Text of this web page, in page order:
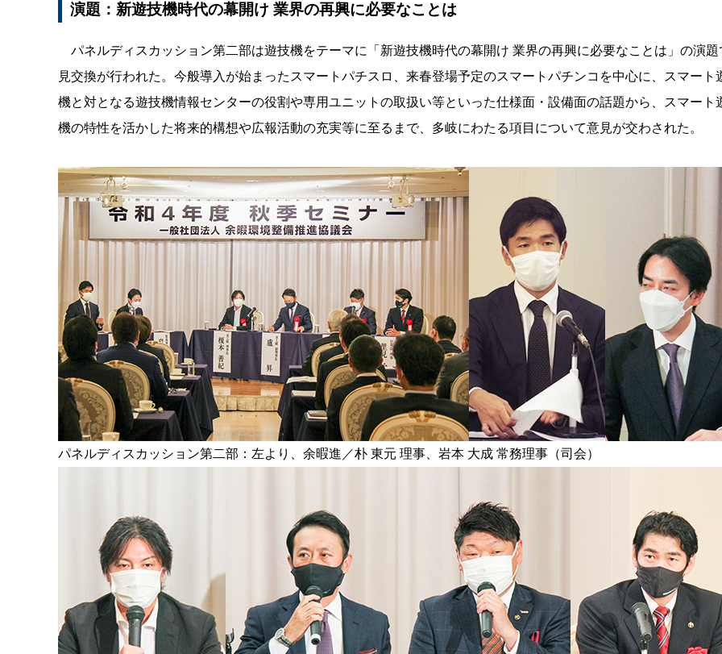
演題：新遊技機時代の幕開け 業界の再興に必要なことは
パネルディスカッション第二部は遊技機をテーマに「新遊技機時代の幕開け 業界の再興に必要なことは」の演題
見交換が行われた。今般導入が始まったスマートパチスロ、来春登場予定のスマートパチンコを中心に、スマート
機と対となる遊技機情報センターの役割や専用ユニットの取扱い等といった仕様面・設備面の話題から、スマート
機の特性を活かした将来的構想や広報活動の充実等に至るまで、多岐にわたる項目について意見が交わされた。
パネルディスカッション第二部：左より、余暇進／朴 東元 理事、岩本 大成 常務理事（司会）